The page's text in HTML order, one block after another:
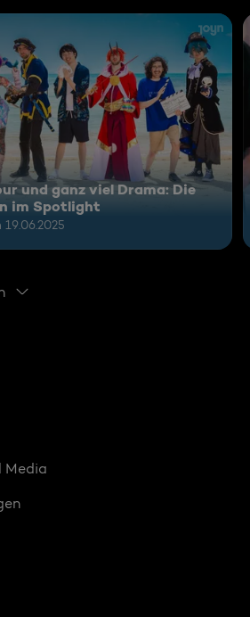
und ganz viel Drama: Die
im Spotlight
19.06.2025
Media